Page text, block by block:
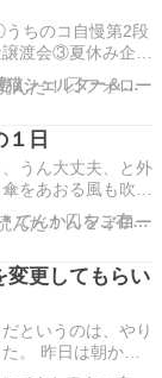
ちのコ自慢第2段
渡会③夏休み企画
ト満載❣️皆さまの
利用者さん募集
ー＆福祉運営カフェmataxtabi
１日
うん大丈夫、と外
をあおる風も吹い
駅にいつもよりも
参りのポスターが
毎月通っていたこ
んかんをご存知？＊
変更してもらい
というのは、やり
。 昨日は朝から
なりがちだし、だ